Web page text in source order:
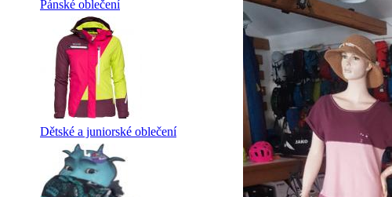
Pánské oblečení
Dětské a juniorské oblečení